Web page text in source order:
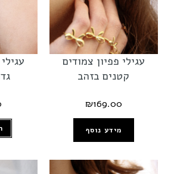
עגילי פפיון צמודים
קטנים בזהב
₪169.00
מידע נוסף